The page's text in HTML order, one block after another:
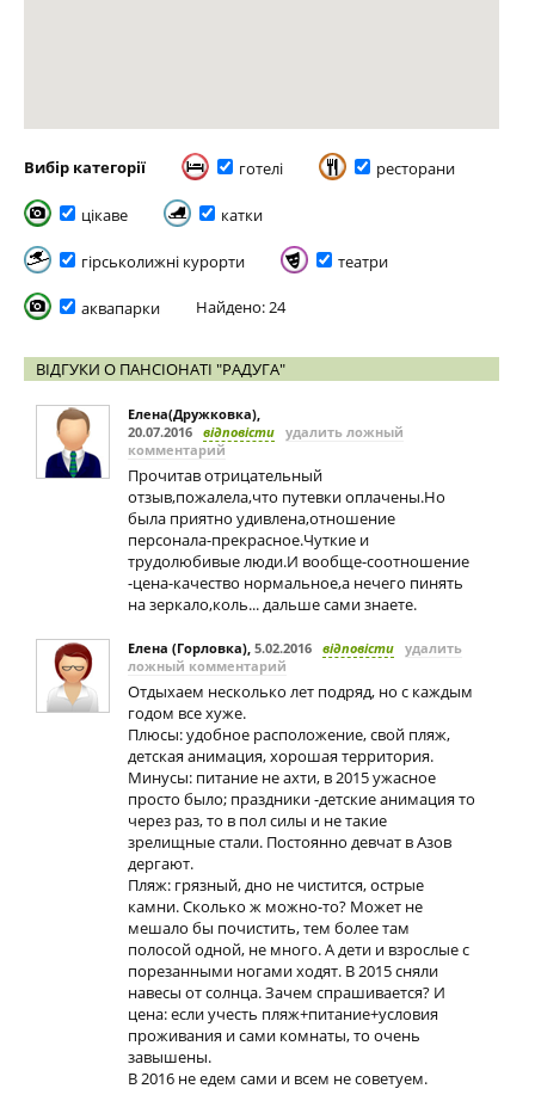
Вибір категорії готелі ресторани
цікаве катки
гірськолижні курорти театри
аквапарки Найдено: 24
ВІДГУКИ О ПАНСІОНАТІ "РАДУГА"
Елена(Дружковка),
20.07.2016 відповісти удалить ложный
комментарий
Прочитав отрицательный
отзыв,пожалела,что путевки оплачены.Но
была приятно удивлена,отношение
персонала-прекрасное.Чуткие и
трудолюбивые люди.И вообще-соотношение
-цена-качество нормальное,а нечего пинять
на зеркало,коль... дальше сами знаете.
Елена (Горловка), 5.02.2016 відповісти удалить
ложный комментарий
Отдыхаем несколько лет подряд, но с каждым
годом все хуже.
Плюсы: удобное расположение, свой пляж,
детская анимация, хорошая территория.
Минусы: питание не ахти, в 2015 ужасное
просто было; праздники -детские анимация то
через раз, то в пол силы и не такие
зрелищные стали. Постоянно девчат в Азов
дергают.
Пляж: грязный, дно не чистится, острые
камни. Сколько ж можно-то? Может не
мешало бы почистить, тем более там
полосой одной, не много. А дети и взрослые с
порезанными ногами ходят. В 2015 сняли
навесы от солнца. Зачем спрашивается? И
цена: если учесть пляж+питание+условия
проживания и сами комнаты, то очень
завышены.
В 2016 не едем сами и всем не советуем.